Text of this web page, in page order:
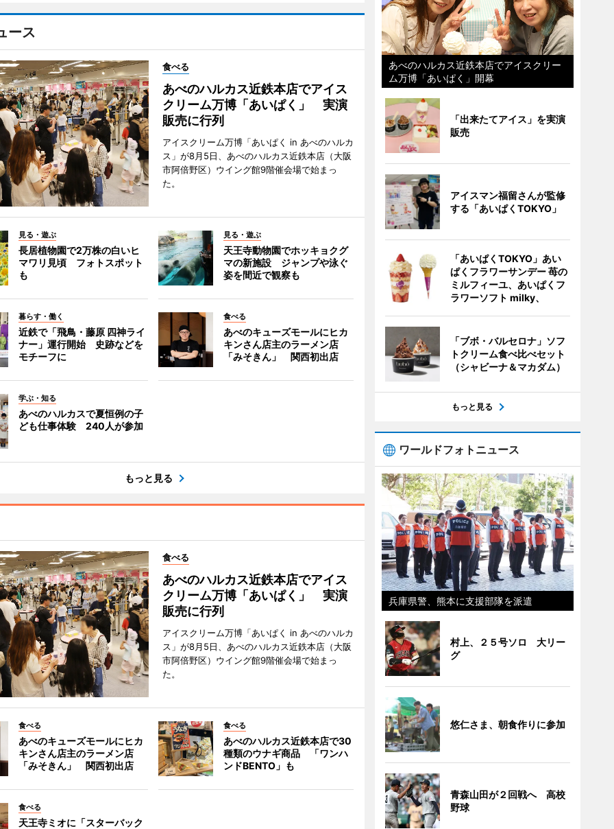
ース
食べる
あべのハルカス近鉄本店でアイス
クリーム万博「あいぱく」 実演
販売に行列
アイスクリーム万博「あいぱく in あべのハルカ
ス」が8月5日、あべのハルカス近鉄本店（大阪
市阿倍野区）ウイング館9階催会場で始まっ
た。
見る・遊ぶ
長居植物園で2万株の白いヒ
マワリ見頃 フォトスポット
も
見る・遊ぶ
天王寺動物園でホッキョクグ
マの新施設 ジャンプや泳ぐ
姿を間近で観察も
暮らす・働く
近鉄で「飛鳥・藤原 四神ライ
ナー」運行開始 史跡などを
モチーフに
食べる
あべのキューズモールにヒカ
キンさん店主のラーメン店
「みそきん」 関西初出店
学ぶ・知る
あべのハルカスで夏恒例の子
ども仕事体験 240人が参加
もっと見る
食べる
あべのハルカス近鉄本店でアイス
クリーム万博「あいぱく」 実演
販売に行列
アイスクリーム万博「あいぱく in あべのハルカ
ス」が8月5日、あべのハルカス近鉄本店（大阪
市阿倍野区）ウイング館9階催会場で始まっ
た。
食べる
あべのキューズモールにヒカ
キンさん店主のラーメン店
「みそきん」 関西初出店
食べる
あべのハルカス近鉄本店で30
種類のウナギ商品 「ワンハ
ンドBENTO」も
食べる
天王寺ミオに「スターバック
あべのハルカス近鉄本店でアイスクリー
ム万博「あいぱく」開幕
「出来たてアイス」を実演
販売
アイスマン福留さんが監修
する「あいぱくTOKYO」
「あいぱくTOKYO」あい
ぱくフラワーサンデー 苺の
ミルフィーユ、あいぱくフ
ラワーソフト milky、
「ブボ・バルセロナ」ソフ
トクリーム食べ比べセット
（シャビーナ＆マカダム）
もっと見る
ワールドフォトニュース
兵庫県警、熊本に支援部隊を派遣
村上、２５号ソロ 大リー
グ
悠仁さま、朝食作りに参加
青森山田が２回戦へ 高校
野球